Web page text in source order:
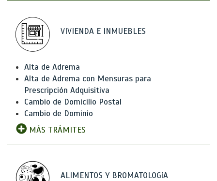
VIVIENDA E INMUEBLES
Alta de Adrema
Alta de Adrema con Mensuras para
Prescripción Adquisitiva
Cambio de Domicilio Postal
Cambio de Dominio
MÁS TRÁMITES
ALIMENTOS Y BROMATOLOGíA